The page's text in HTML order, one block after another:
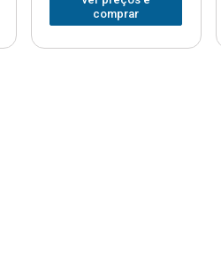
comprar